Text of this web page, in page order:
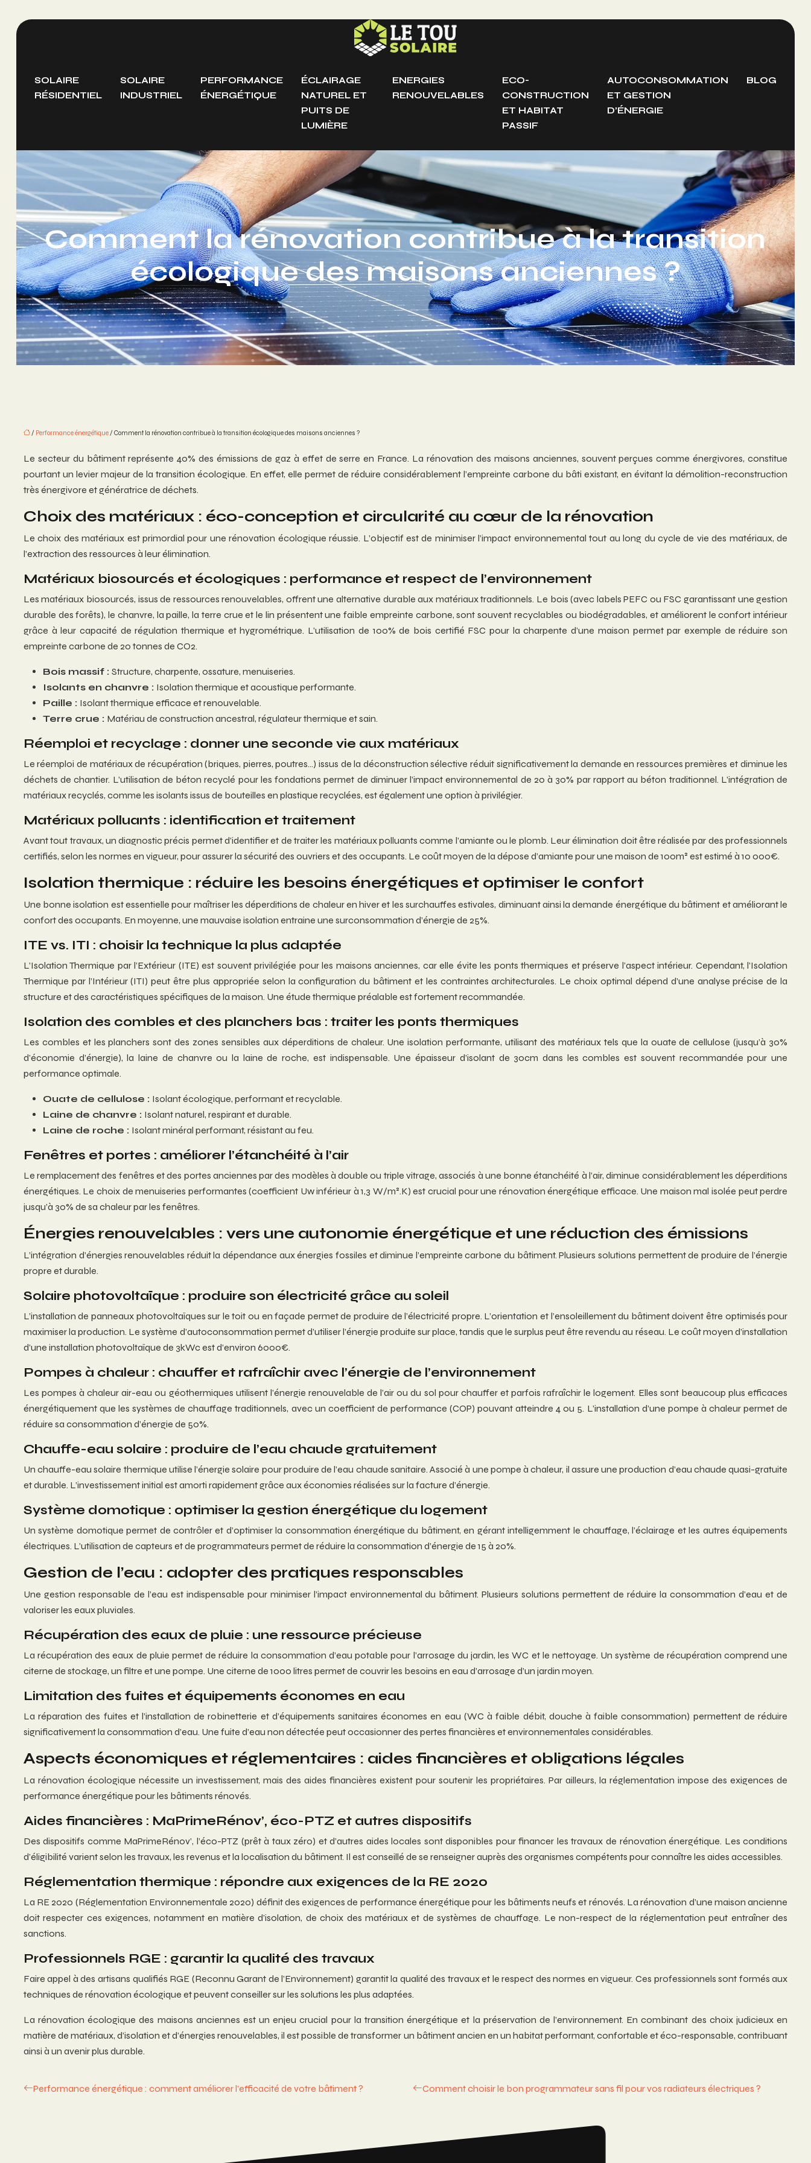
SOLAIRE
RÉSIDENTIEL
SOLAIRE
INDUSTRIEL
PERFORMANCE
ÉNERGÉTIQUE
ÉCLAIRAGE
NATUREL ET
PUITS DE
LUMIÈRE
ENERGIES
RENOUVELABLES
ECO-
CONSTRUCTION
ET HABITAT
PASSIF
AUTOCONSOMMATION
ET GESTION
D’ÉNERGIE
BLOG
Comment la rénovation contribue à la transition
écologique des maisons anciennes ?
/ Performance énergétique/ Comment la rénovation contribue à la transition écologique des maisons anciennes ?
Le secteur du bâtiment représente 40% des émissions de gaz à effet de serre en France. La rénovation des maisons anciennes, souvent perçues comme énergivores, constitue
pourtant un levier majeur de la transition écologique. En effet, elle permet de réduire considérablement l’empreinte carbone du bâti existant, en évitant la démolition-reconstruction
très énergivore et génératrice de déchets.
Choix des matériaux : éco-conception et circularité au cœur de la rénovation
Le choix des matériaux est primordial pour une rénovation écologique réussie. L’objectif est de minimiser l’impact environnemental tout au long du cycle de vie des matériaux, de
l’extraction des ressources à leur élimination.
Matériaux biosourcés et écologiques : performance et respect de l’environnement
Les matériaux biosourcés, issus de ressources renouvelables, offrent une alternative durable aux matériaux traditionnels. Le bois (avec labels PEFC ou FSC garantissant une gestion
durable des forêts), le chanvre, la paille, la terre crue et le lin présentent une faible empreinte carbone, sont souvent recyclables ou biodégradables, et améliorent le confort intérieur
grâce à leur capacité de régulation thermique et hygrométrique. L’utilisation de 100% de bois certifié FSC pour la charpente d’une maison permet par exemple de réduire son
empreinte carbone de 20 tonnes de CO2.
Bois massif : Structure, charpente, ossature, menuiseries.
Isolants en chanvre : Isolation thermique et acoustique performante.
Paille : Isolant thermique efficace et renouvelable.
Terre crue : Matériau de construction ancestral, régulateur thermique et sain.
Réemploi et recyclage : donner une seconde vie aux matériaux
Le réemploi de matériaux de récupération (briques, pierres, poutres…) issus de la déconstruction sélective réduit significativement la demande en ressources premières et diminue les
déchets de chantier. L’utilisation de béton recyclé pour les fondations permet de diminuer l’impact environnemental de 20 à 30% par rapport au béton traditionnel. L’intégration de
matériaux recyclés, comme les isolants issus de bouteilles en plastique recyclées, est également une option à privilégier.
Matériaux polluants : identification et traitement
Avant tout travaux, un diagnostic précis permet d’identifier et de traiter les matériaux polluants comme l’amiante ou le plomb. Leur élimination doit être réalisée par des professionnels
certifiés, selon les normes en vigueur, pour assurer la sécurité des ouvriers et des occupants. Le coût moyen de la dépose d’amiante pour une maison de 100m² est estimé à 10 000€.
Isolation thermique : réduire les besoins énergétiques et optimiser le confort
Une bonne isolation est essentielle pour maîtriser les déperditions de chaleur en hiver et les surchauffes estivales, diminuant ainsi la demande énergétique du bâtiment et améliorant le
confort des occupants. En moyenne, une mauvaise isolation entraine une surconsommation d’énergie de 25%.
ITE vs. ITI : choisir la technique la plus adaptée
L’Isolation Thermique par l’Extérieur (ITE) est souvent privilégiée pour les maisons anciennes, car elle évite les ponts thermiques et préserve l’aspect intérieur. Cependant, l’Isolation
Thermique par l’Intérieur (ITI) peut être plus appropriée selon la configuration du bâtiment et les contraintes architecturales. Le choix optimal dépend d’une analyse précise de la
structure et des caractéristiques spécifiques de la maison. Une étude thermique préalable est fortement recommandée.
Isolation des combles et des planchers bas : traiter les ponts thermiques
Les combles et les planchers sont des zones sensibles aux déperditions de chaleur. Une isolation performante, utilisant des matériaux tels que la ouate de cellulose (jusqu’à 30%
d’économie d’énergie), la laine de chanvre ou la laine de roche, est indispensable. Une épaisseur d’isolant de 30cm dans les combles est souvent recommandée pour une
performance optimale.
Ouate de cellulose : Isolant écologique, performant et recyclable.
Laine de chanvre : Isolant naturel, respirant et durable.
Laine de roche : Isolant minéral performant, résistant au feu.
Fenêtres et portes : améliorer l’étanchéité à l’air
Le remplacement des fenêtres et des portes anciennes par des modèles à double ou triple vitrage, associés à une bonne étanchéité à l’air, diminue considérablement les déperditions
énergétiques. Le choix de menuiseries performantes (coefficient Uw inférieur à 1,3 W/m².K) est crucial pour une rénovation énergétique efficace. Une maison mal isolée peut perdre
jusqu’à 30% de sa chaleur par les fenêtres.
Énergies renouvelables : vers une autonomie énergétique et une réduction des émissions
L’intégration d’énergies renouvelables réduit la dépendance aux énergies fossiles et diminue l’empreinte carbone du bâtiment. Plusieurs solutions permettent de produire de l’énergie
propre et durable.
Solaire photovoltaïque : produire son électricité grâce au soleil
L’installation de panneaux photovoltaïques sur le toit ou en façade permet de produire de l’électricité propre. L’orientation et l’ensoleillement du bâtiment doivent être optimisés pour
maximiser la production. Le système d’autoconsommation permet d’utiliser l’énergie produite sur place, tandis que le surplus peut être revendu au réseau. Le coût moyen d’installation
d’une installation photovoltaïque de 3kWc est d’environ 6000€.
Pompes à chaleur : chauffer et rafraîchir avec l’énergie de l’environnement
Les pompes à chaleur air-eau ou géothermiques utilisent l’énergie renouvelable de l’air ou du sol pour chauffer et parfois rafraîchir le logement. Elles sont beaucoup plus efficaces
énergétiquement que les systèmes de chauffage traditionnels, avec un coefficient de performance (COP) pouvant atteindre 4 ou 5. L’installation d’une pompe à chaleur permet de
réduire sa consommation d’énergie de 50%.
Chauffe-eau solaire : produire de l’eau chaude gratuitement
Un chauffe-eau solaire thermique utilise l’énergie solaire pour produire de l’eau chaude sanitaire. Associé à une pompe à chaleur, il assure une production d’eau chaude quasi-gratuite
et durable. L’investissement initial est amorti rapidement grâce aux économies réalisées sur la facture d’énergie.
Système domotique : optimiser la gestion énergétique du logement
Un système domotique permet de contrôler et d’optimiser la consommation énergétique du bâtiment, en gérant intelligemment le chauffage, l’éclairage et les autres équipements
électriques. L’utilisation de capteurs et de programmateurs permet de réduire la consommation d’énergie de 15 à 20%.
Gestion de l’eau : adopter des pratiques responsables
Une gestion responsable de l’eau est indispensable pour minimiser l’impact environnemental du bâtiment. Plusieurs solutions permettent de réduire la consommation d’eau et de
valoriser les eaux pluviales.
Récupération des eaux de pluie : une ressource précieuse
La récupération des eaux de pluie permet de réduire la consommation d’eau potable pour l’arrosage du jardin, les WC et le nettoyage. Un système de récupération comprend une
citerne de stockage, un filtre et une pompe. Une citerne de 1000 litres permet de couvrir les besoins en eau d’arrosage d’un jardin moyen.
Limitation des fuites et équipements économes en eau
La réparation des fuites et l’installation de robinetterie et d’équipements sanitaires économes en eau (WC à faible débit, douche à faible consommation) permettent de réduire
significativement la consommation d’eau. Une fuite d’eau non détectée peut occasionner des pertes financières et environnementales considérables.
Aspects économiques et réglementaires : aides financières et obligations légales
La rénovation écologique nécessite un investissement, mais des aides financières existent pour soutenir les propriétaires. Par ailleurs, la réglementation impose des exigences de
performance énergétique pour les bâtiments rénovés.
Aides financières : MaPrimeRénov’, éco-PTZ et autres dispositifs
Des dispositifs comme MaPrimeRénov’, l’éco-PTZ (prêt à taux zéro) et d’autres aides locales sont disponibles pour financer les travaux de rénovation énergétique. Les conditions
d’éligibilité varient selon les travaux, les revenus et la localisation du bâtiment. Il est conseillé de se renseigner auprès des organismes compétents pour connaître les aides accessibles.
Réglementation thermique : répondre aux exigences de la RE 2020
La RE 2020 (Réglementation Environnementale 2020) définit des exigences de performance énergétique pour les bâtiments neufs et rénovés. La rénovation d’une maison ancienne
doit respecter ces exigences, notamment en matière d’isolation, de choix des matériaux et de systèmes de chauffage. Le non-respect de la réglementation peut entraîner des
sanctions.
Professionnels RGE : garantir la qualité des travaux
Faire appel à des artisans qualifiés RGE (Reconnu Garant de l’Environnement) garantit la qualité des travaux et le respect des normes en vigueur. Ces professionnels sont formés aux
techniques de rénovation écologique et peuvent conseiller sur les solutions les plus adaptées.
La rénovation écologique des maisons anciennes est un enjeu crucial pour la transition énergétique et la préservation de l’environnement. En combinant des choix judicieux en
matière de matériaux, d’isolation et d’énergies renouvelables, il est possible de transformer un bâtiment ancien en un habitat performant, confortable et éco-responsable, contribuant
ainsi à un avenir plus durable.
Performance énergétique : comment améliorer l’efficacité de votre bâtiment ? Comment choisir le bon programmateur sans fil pour vos radiateurs électriques ?